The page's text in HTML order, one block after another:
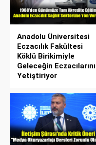
Anadolu Üniversitesi
Eczacılık Fakültesi
Köklü Birikimiyle
Geleceğin Eczacılarını
Yetiştiriyor